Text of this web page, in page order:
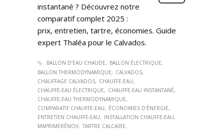
instantané ? Découvrez notre
comparatif complet 2025 :
prix, entretien, tartre, économies. Guide
expert Thaléa pour le Calvados.
BALLON D’EAU CHAUDE
BALLON ÉLECTRIQUE
BALLON THERMODYNAMIQUE
CALVADOS
CHAUFFAGE CALVADOS
CHAUFFE-EAU
CHAUFFE-EAU ÉLECTRIQUE
CHAUFFE-EAU INSTANTANÉ
CHAUFFE-EAU THERMODYNAMIQUE
COMPARATIF CHAUFFE-EAU
ÉCONOMIES D'ÉNERGIE
ENTRETIEN CHAUFFE-EAU
INSTALLATION CHAUFFE-EAU
MAPRIMERÉNOV TARTRE CALCAIRE